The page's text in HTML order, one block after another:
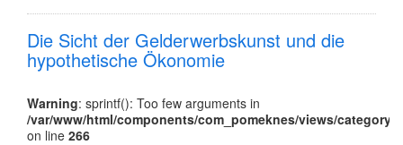
Die Sicht der Gelderwerbskunst und die
hypothetische Ökonomie
Warning: sprintf(): Too few arguments in
/var/www/html/components/com_pomeknes/views/category/
on line 266